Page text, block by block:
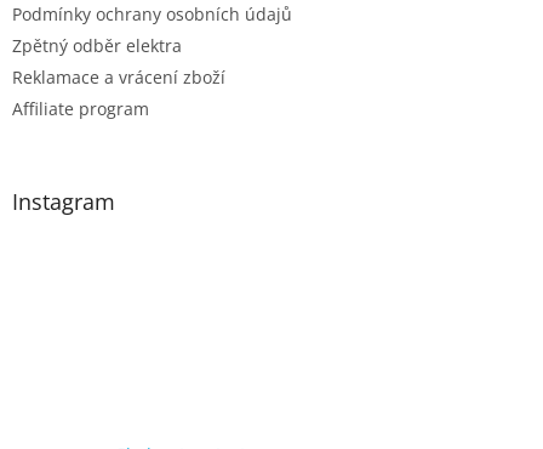
Podmínky ochrany osobních údajů
Zpětný odběr elektra
Reklamace a vrácení zboží
Affiliate program
Instagram